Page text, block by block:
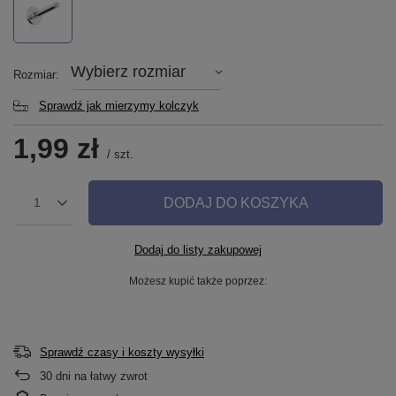
Rozmiar Wybierz rozmiar
Sprawdź jak mierzymy kolczyk
1,99 zł / szt.
1 DODAJ DO KOSZYKA
Dodaj do listy zakupowej
Możesz kupić także poprzez:
Sprawdź czasy i koszty wysyłki
30 dni na łatwy zwrot